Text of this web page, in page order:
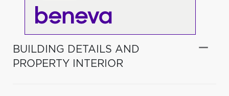
BUILDING DETAILS AND
PROPERTY INTERIOR